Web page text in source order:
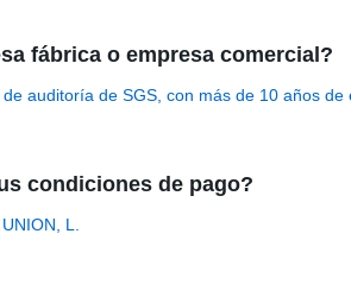
fábrica o empresa comercial?
auditoría de SGS, con más de 10 años
condiciones de pago?
L.